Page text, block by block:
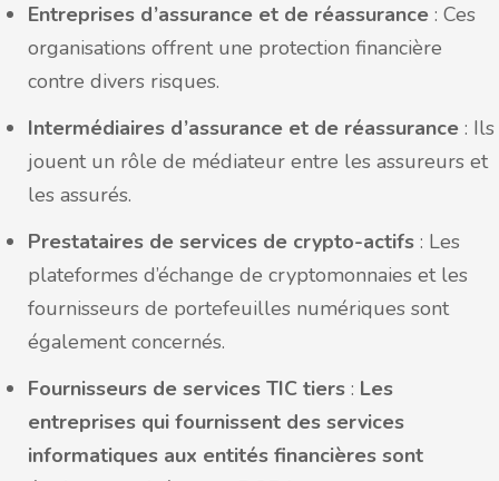
Entreprises d’assurance et de réassurance : Ces
organisations offrent une protection financière
contre divers risques.
Intermédiaires d’assurance et de réassurance : Ils
jouent un rôle de médiateur entre les assureurs et
les assurés.
Prestataires de services de crypto-actifs : Les
plateformes d’échange de cryptomonnaies et les
fournisseurs de portefeuilles numériques sont
également concernés.
Fournisseurs de services TIC tiers : Les
entreprises qui fournissent des services
informatiques aux entités financières sont